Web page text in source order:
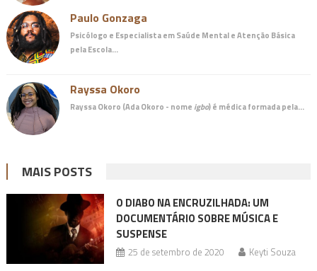
Paulo Gonzaga
Psicólogo e Especialista em Saúde Mental e Atenção Básica
pela Escola…
Rayssa Okoro
Rayssa Okoro (Ada Okoro - nome igbo) é médicaformada pela…
MAIS POSTS
O DIABO NA ENCRUZILHADA: UM
DOCUMENTÁRIO SOBRE MÚSICA E
SUSPENSE
25 de setembro de 2020 Keyti Souza